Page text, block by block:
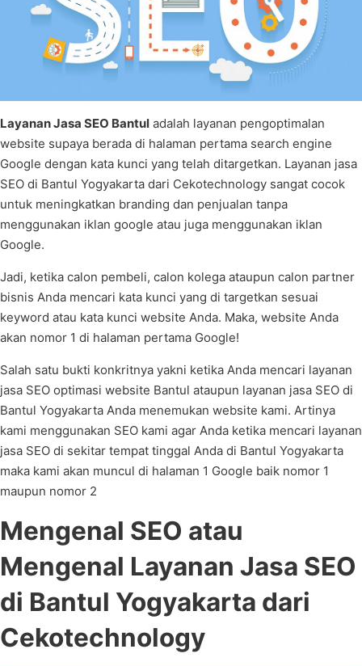
Layanan Jasa SEO Bantul adalah layanan pengoptimalan
website supaya berada di halaman pertama search engine
Google dengan kata kunci yang telah ditargetkan. Layanan jasa
SEO di Bantul Yogyakarta dari Cekotechnology sangat cocok
untuk meningkatkan branding dan penjualan tanpa
menggunakan iklan google atau juga menggunakan iklan
Google.
Jadi, ketika calon pembeli, calon kolega ataupun calon partner
bisnis Anda mencari kata kunci yang di targetkan sesuai
keyword atau kata kunci website Anda. Maka, website Anda
akan nomor 1 di halaman pertama Google!
Salah satu bukti konkritnya yakni ketika Anda mencari layanan
jasa SEO optimasi website Bantul ataupun layanan jasa SEO di
Bantul Yogyakarta Anda menemukan website kami. Artinya
kami menggunakan SEO kami agar Anda ketika mencari layanan
jasa SEO di sekitar tempat tinggal Anda di Bantul Yogyakarta
maka kami akan muncul di halaman 1 Google baik nomor 1
maupun nomor 2
Mengenal SEO atau
Mengenal Layanan Jasa SEO
di Bantul Yogyakarta dari
Cekotechnology